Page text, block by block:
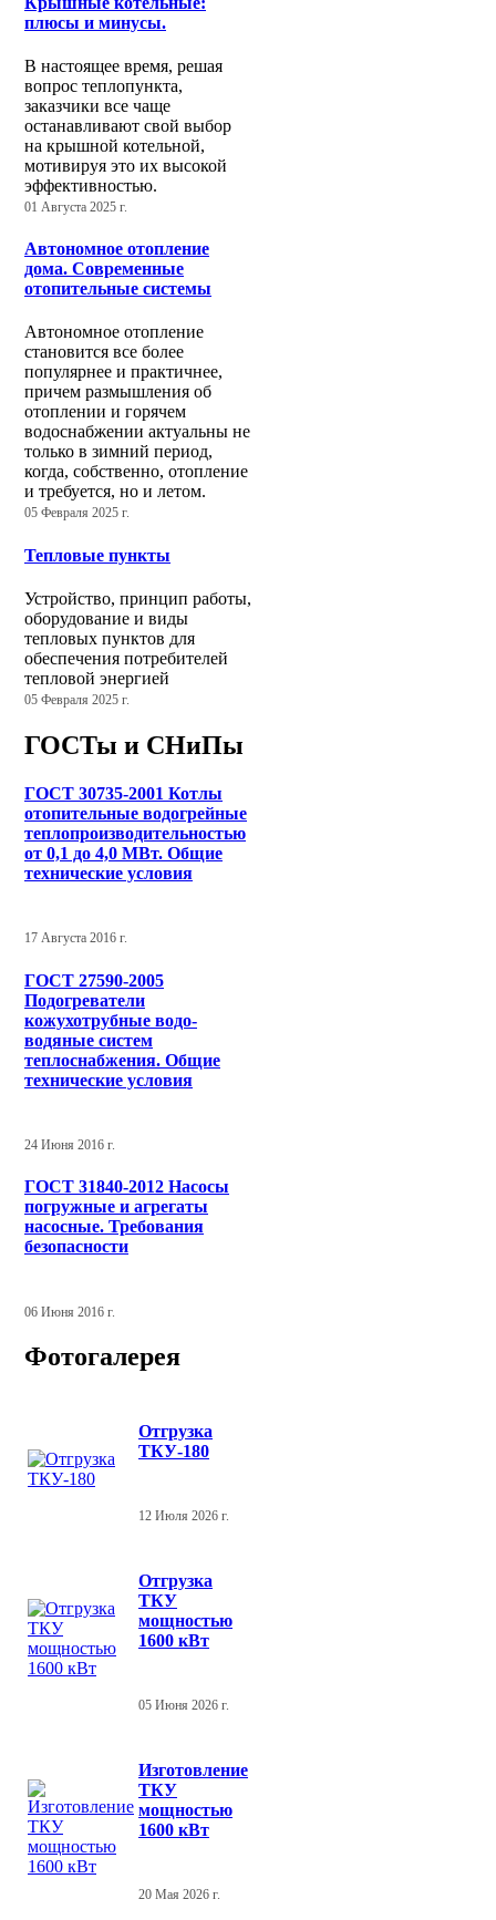
плюсы и минусы.
В настоящее время, решая
вопрос теплопункта,
заказчики все чаще
останавливают свой выбор
на крышной котельной,
мотивируя это их высокой
эффективностью.
01 Августа 2025 г.
Автономное отопление
дома. Современные
отопительные системы
Автономное отопление
становится все более
популярнее и практичнее,
причем размышления об
отоплении и горячем
водоснабжении актуальны не
только в зимний период,
когда, собственно, отопление
и требуется, но и летом.
05 Февраля 2025 г.
Тепловые пункты
Устройство, принцип работы,
оборудование и виды
тепловых пунктов для
обеспечения потребителей
тепловой энергией
05 Февраля 2025 г.
ГОСТы и СНиПы
ГОСТ 30735-2001 Котлы
отопительные водогрейные
теплопроизводительностью
от 0,1 до 4,0 МВт. Общие
технические условия
17 Августа 2016 г.
ГОСТ 27590-2005
Подогреватели
кожухотрубные водо-
водяные систем
теплоснабжения. Общие
технические условия
24 Июня 2016 г.
ГОСТ 31840-2012 Насосы
погружные и агрегаты
насосные. Требования
безопасности
06 Июня 2016 г.
Фотогалерея
Отгрузка
ТКУ-180
12 Июля 2026 г.
Отгрузка
ТКУ
мощностью
1600 кВт
05 Июня 2026 г.
Изготовление
ТКУ
мощностью
1600 кВт
20 Мая 2026 г.